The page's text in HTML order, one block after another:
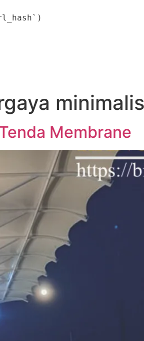
minimalis
Membrane